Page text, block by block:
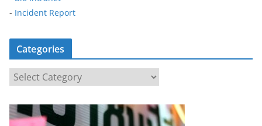
- Incident Report
Categories
a
t
e